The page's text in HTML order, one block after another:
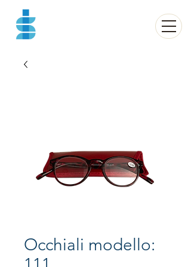
Occhiali modello: